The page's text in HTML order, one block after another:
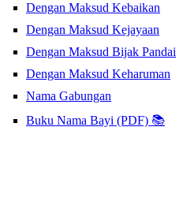
Dengan Maksud Kebaikan
Dengan Maksud Kejayaan
Dengan Maksud Bijak Pandai
Dengan Maksud Keharuman
Nama Gabungan
Buku Nama Bayi (PDF) 📚